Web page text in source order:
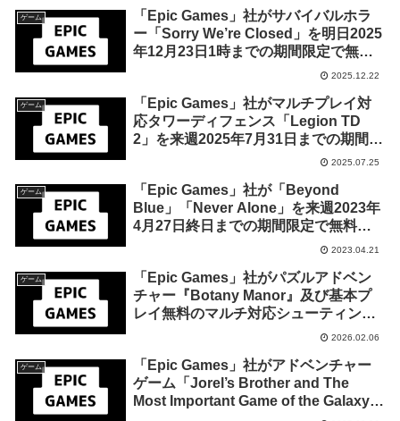
ゲーム
「Epic Games」社がサバイバルホラ
ー「Sorry We’re Closed」を明日2025
年12月23日1時までの期間限定で無料
2025.12.22
ゲーム
「Epic Games」社がマルチプレイ対
応タワーディフェンス「Legion TD
2」を来週2025年7月31日までの期間限
2025.07.25
ゲーム
「Epic Games」社が「Beyond
Blue」「Never Alone」を来週2023年
4月27日終日までの期間限定で無料配
2023.04.21
ゲーム
「Epic Games」社がパズルアドベン
チャー『Botany Manor』及び基本プ
レイ無料のマルチ対応シューティング
『Pixel Gun 3D』のDLCを来週2026年
を開始！
2026.02.06
ゲーム
「Epic Games」社がアドベンチャー
ゲーム「Jorel’s Brother and The
Most Important Game of the Galaxy」